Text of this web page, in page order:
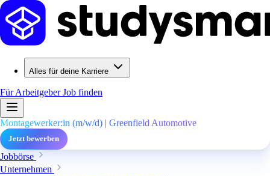
Alles für deine Karriere
Für ArbeitgeberJob finden
Montagewerker:in (m/w/d) | Greenfield Automotive
Jetzt bewerben
Jobbörse
Unternehmen